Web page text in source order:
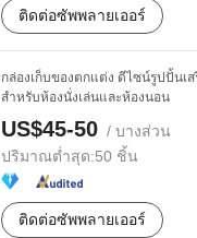
ติดต่อซัพพลายเออร์
กล่องเก็บของตกแต่ง ดีไซน์รูปปั้นเ
สำหรับห้องนั่งเล่นและห้องนอน
US$45-50 / บางส่วน
ปริมาณต่ำสุด:50 ชิ้น
ติดต่อซัพพลายเออร์